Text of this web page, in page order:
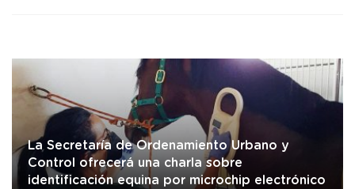
La Secretaría de Ordenamiento Urbano y
Control ofrecerá una charla sobre
identificación equina por microchip electrónico